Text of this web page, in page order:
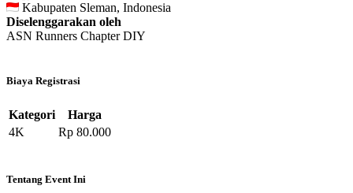
Kabupaten Sleman, Indonesia
Diselenggarakan oleh
ASN Runners Chapter DIY
Biaya Registrasi
Kategori
Harga
4K
Rp 80.000
Tentang Event Ini